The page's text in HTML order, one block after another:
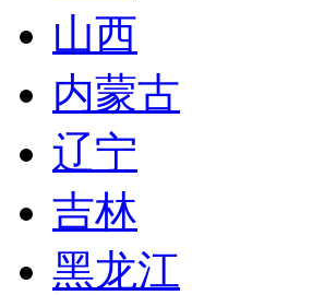
山西
内蒙古
辽宁
吉林
黑龙江